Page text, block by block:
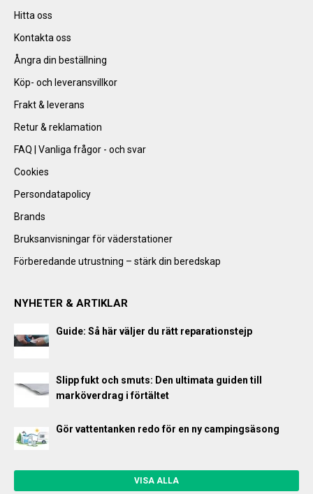
Hitta oss
Kontakta oss
Ångra din beställning
Köp- och leveransvillkor
Frakt & leverans
Retur & reklamation
FAQ | Vanliga frågor - och svar
Cookies
Persondatapolicy
Brands
Bruksanvisningar för väderstationer
Förberedande utrustning – stärk din beredskap
NYHETER & ARTIKLAR
Guide: Så här väljer du rätt reparationstejp
Slipp fukt och smuts: Den ultimata guiden till
marköverdrag i förtältet
Gör vattentanken redo för en ny campingsäsong
VISA ALLA